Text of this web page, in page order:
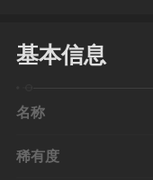
基本信息
名称
稀有度